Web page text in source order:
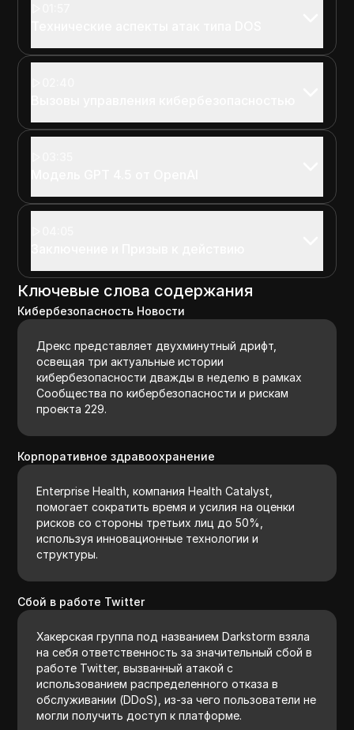
Ключевые слова содержания
Кибербезопасность Новости
Дрекс представляет двухминутный дрифт,
освещая три актуальные истории
кибербезопасности дважды в неделю в рамках
Сообщества по кибербезопасности и рискам
проекта 229.
Корпоративное здравоохранение
Enterprise Health, компания Health Catalyst,
помогает сократить время и усилия на оценки
рисков со стороны третьих лиц до 50%,
используя инновационные технологии и
структуры.
Сбой в работе Twitter
Хакерская группа под названием Darkstorm взяла
на себя ответственность за значительный сбой в
работе Twitter, вызванный атакой с
использованием распределенного отказа в
обслуживании (DDoS), из-за чего пользователи не
могли получить доступ к платформе.